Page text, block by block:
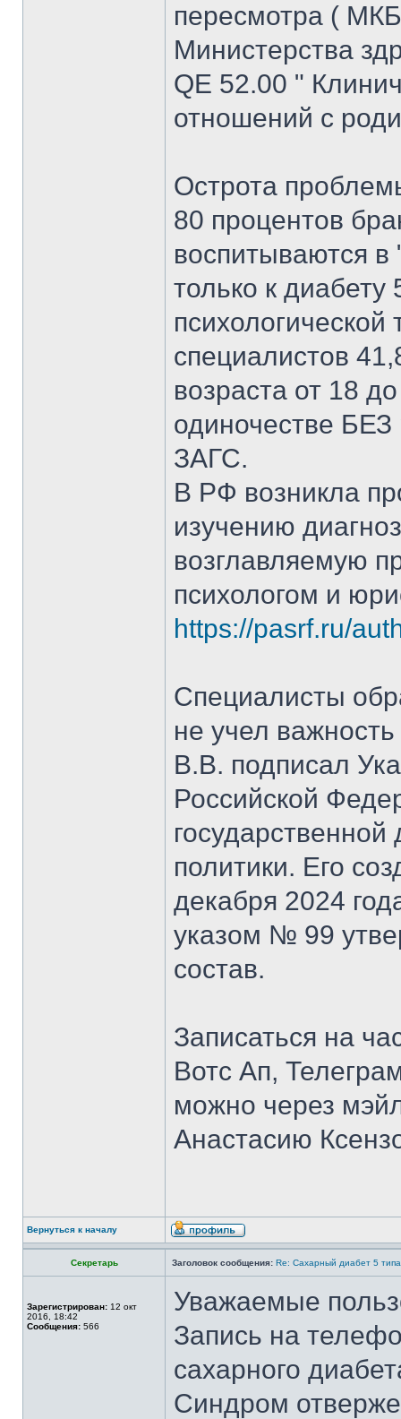
пересмотра (
Министерства
QE 52.00 "
отношений с
Острота
80 процентов
воспитываются в
только к
специалистов
возраста от 18
одиночестве БЕЗ
ЗАГС.
В РФ возникла
изучению
возглавляемую
психологом и
https://pasrf.ru/
Специалисты
не учел
В.В. подписал
Российской
политики. Его
декабря 2024
указом № 99
состав.
Записаться на
Вотс Ап,
можно через
Анастасию
Вернуться к началу
Секретарь Заголовок сообщения: Re: Сахарный диабет 5 типа
Зарегистрирован: 12 окт
2016, 18:42
Сообщения: 566
Уважаемые
Запись на
сахарного
Синдром